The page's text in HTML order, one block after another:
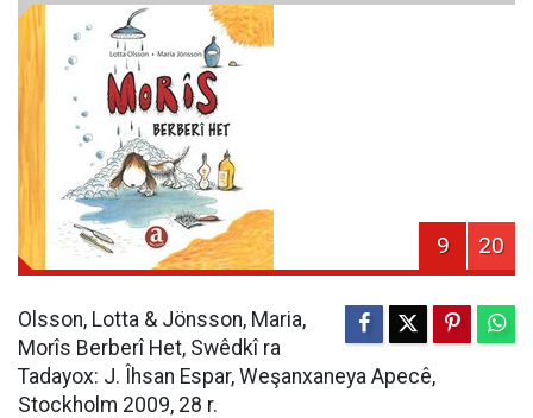
9 20
Olsson, Lotta & Jönsson, Maria,
Morîs Berberî Het, Swêdkî ra
Tadayox: J. Îhsan Espar, Weşanxaneya Apecê,
Stockholm 2009, 28 r.